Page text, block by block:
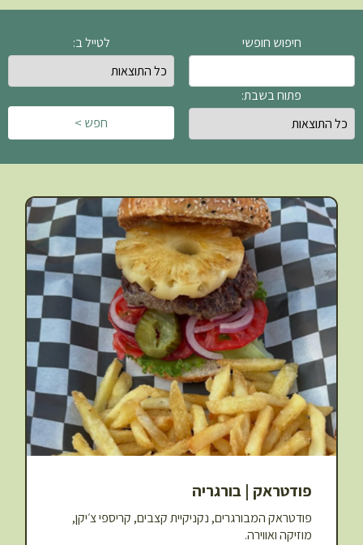
חיפוש חופשי לטייל ב:
פתוח בשבת:
חפש >
פודטראק | בורגריה
פודטראק המבורגרים, נקניקיית קצבים, קריספי צ׳יקן,
מוזיקה ואווירה.